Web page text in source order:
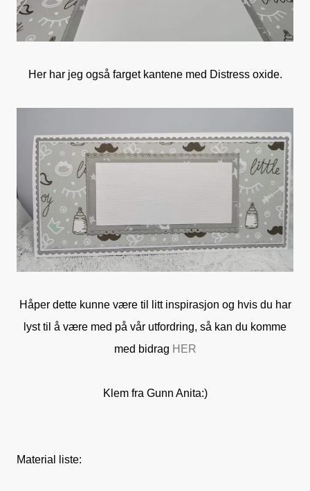
Her har jeg også farget kantene med Distress oxide.
Håper dette kunne være til litt inspirasjon og hvis du har
lyst til å være med på vår utfordring, så kan du komme
med bidrag HER
Klem fra Gunn Anita:)
Material liste: